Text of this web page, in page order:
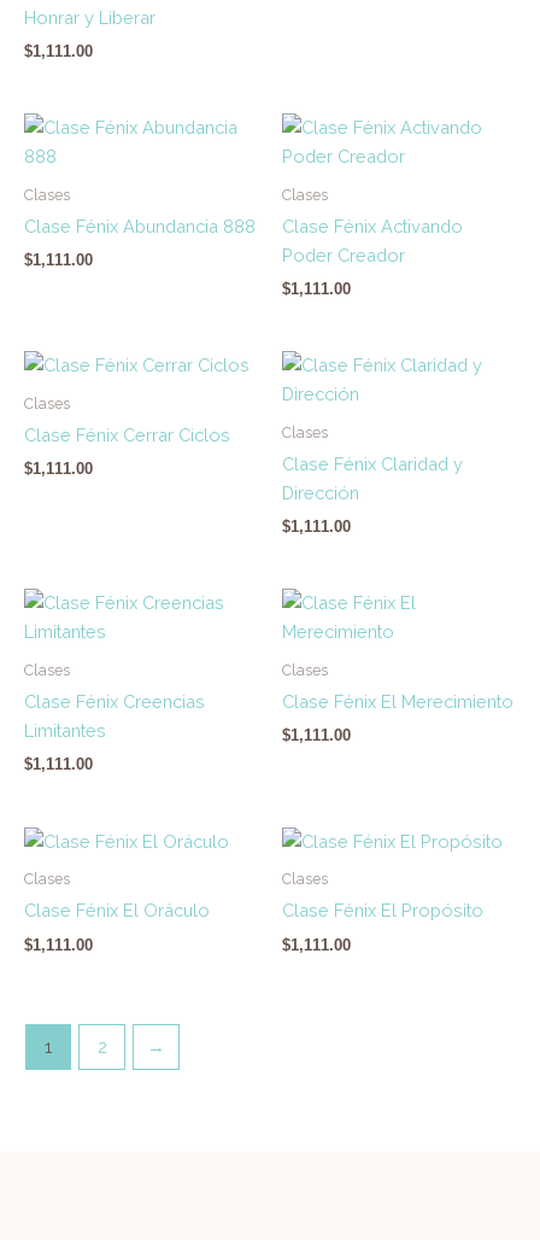
Honrar y Liberar
$1,111.00
Clases
Clase Fénix Abundancia 888
$1,111.00
Clases
Clase Fénix Activando
Poder Creador
$1,111.00
Clases
Clase Fénix Cerrar Ciclos
$1,111.00
Clases
Clase Fénix Claridad y
Dirección
$1,111.00
Clases
Clase Fénix Creencias
Limitantes
$1,111.00
Clases
Clase Fénix El Merecimiento
$1,111.00
Clases
Clase Fénix El Oráculo
$1,111.00
Clases
Clase Fénix El Propósito
$1,111.00
1 2 →